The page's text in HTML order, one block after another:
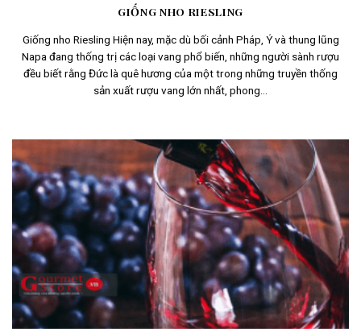
GIỐNG NHO RIESLING
Giống nho Riesling Hiện nay, mặc dù bối cảnh Pháp, Ý và thung lũng
Napa đang thống trị các loại vang phổ biến, những người sành rượu
đều biết rằng Đức là quê hương của một trong những truyền thống
sản xuất rượu vang lớn nhất, phong...